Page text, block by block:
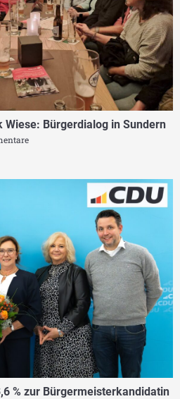
Wiese: Bürgerdialog in Sundern
% zur Bürgermeisterkandidatin